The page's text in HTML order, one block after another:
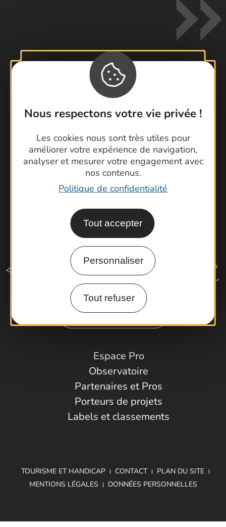
Nous respectons votre vie privée !
Les cookies nous sont très utiles pour
améliorer votre expérience de navigation,
analyser et mesurer votre engagement avec
nos contenus.
Politique de confidentialité
Tout accepter
Personnaliser
Tout refuser
Contactez-nous !
Brochures
Cartoguides et Topoguides
Latitude Gard
Comment venir ?
Espace Pro
Observatoire
Partenaires et Pros
Porteurs de projets
Labels et classements
TOURISME ET HANDICAP CONTACT
PLAN DU SITE
MENTIONS LÉGALES
DONNÉES PERSONNELLES